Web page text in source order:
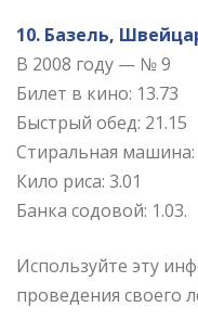
10. Базель,
В 2008 году — № 9
Билет в кино: 13.73
Быстрый обед: 21.15
Стиральная машина:
Кило риса: 3.01
Банка содовой: 1.03.
Используйте эту
проведения своего